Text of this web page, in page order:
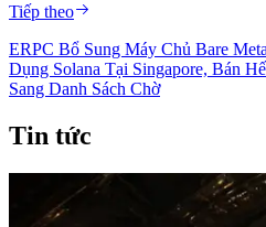
Tiếp theo
ERPC Bổ Sung Máy Chủ Bare
Dụng Solana Tại Singapore, Bán
Sang Danh Sách Chờ
Tin tức